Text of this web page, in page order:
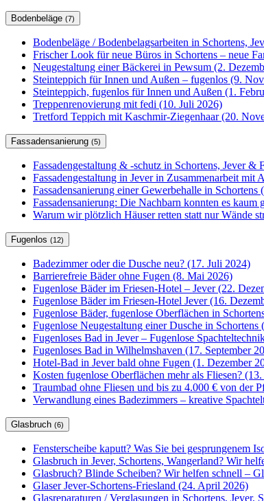
Bodenbeläge (7)
Bodenbeläge / Bodenbelagsarbeiten in Schortens,
Frischer Look für neue Büros in Schortens – neue
Neugestaltung einer Bäckerei in Pewsum (2.
Steinteppich für Innen und Außen – fugenlos (9.
Steinteppich, fugenlos für Innen und Außen (1.
Treppenrenovierung mit fedi (10. Juli 2026)
Tretford Teppich mit Kaschmir-Ziegenhaar (20.
Fassadensanierung (5)
Fassadengestaltung & -schutz in Schortens, Jever
Fassadengestaltung in Jever in Zusammenarbeit
Fassadensanierung einer Gewerbehalle in Schortens
Fassadensanierung: Die Nachbarn konnten es kaum
Warum wir plötzlich Häuser retten statt nur Wände
Fugenlos (12)
Badezimmer oder die Dusche neu? (17. Juli 2024)
Barrierefreie Bäder ohne Fugen (8. Mai 2026)
Fugenlose Bäder im Friesen-Hotel – Jever (22.
Fugenlose Bäder im Friesen-Hotel Jever (16.
Fugenlose Bäder, fugenlose Oberflächen in
Fugenlose Neugestaltung einer Dusche in
Fugenloses Bad in Jever – Fugenlose
Fugenloses Bad in Wilhelmshaven (17. September
Hotel-Bad in Jever bald ohne Fugen (1. Dezember
Kosten fugenlose Oberflächen mehr als Fliesen?
Traumbad ohne Fliesen und bis zu 4.000 € von der
Verwandlung eines Badezimmers – kreative
Glasbruch (6)
Fensterscheibe kaputt? Was Sie bei gesprungenem
Glasbruch in Jever, Schortens, Wangerland? Wir
Glasbruch? Blinde Scheiben? Wir helfen schnell –
Glaser Jever-Schortens-Friesland (24. April 2026)
Glasreparaturen / Verglasungen in Schortens,